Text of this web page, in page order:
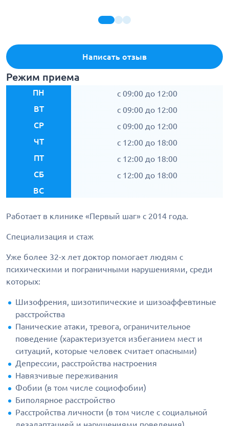
Написать отзыв
Режим приема
ПН
c 09:00 до 12:00
ВТ
c 09:00 до 12:00
СР
c 09:00 до 12:00
ЧТ
c 12:00 до 18:00
ПТ
c 12:00 до 18:00
СБ
c 12:00 до 18:00
ВС
Работает в клинике «Первый шаг» с 2014 года.
Специализация и стаж
Уже более 32-х лет доктор помогает людям с
психическими и пограничными нарушениями, среди
которых:
Шизофрения, шизотипические и шизоаффевтиные
расстройства
Панические атаки, тревога, ограничительное
поведение (характеризуется избеганием мест и
ситуаций, которые человек считает опасными)
Депрессии, расстройства настроения
Навязчивые переживания
Фобии (в том числе социофобии)
Биполярное расстройство
Расстройства личности (в том числе с социальной